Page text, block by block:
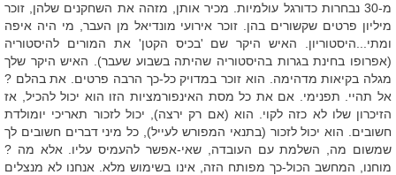
מ-30 נבחרות כדורגל עולמיות. מכיר אותן, מזהה את השחקנים שלהן, זוכר
מיליון פרטים שקשורים בהן. זוכר אירועי מונדיאל מן העבר, מי היה איפה
ומתי...היסטוריון. האיש היקר שם 'בכיס הקטן' את המורים להיסטוריה
(אפרופו בחינת בגרות בהיסטוריה שהיתה בשבוע שעבר). האיש היקר שלך
מגלה בקיאות מדהימה. הוא זוכר במדויק כל-כך הרבה פרטים. את בהלם ?
אל תהיי. תפנימי. אם את כל מסת האינפורמציות הזו הוא יכול להכיל, אז
הזיכרון שלו לא כזה לקוי. הוא (אם רק ירצה), יכול לזכור תאריכי יומולדת
חשובים. הוא יכול לזכור (בתנאי המפורש לעייל), כל מיני דברים חשובים לך
שמשום מה, השלמת עם העובדה, שאי-אפשר להעמיס עליו. אלא מה ?
מוחנו, המחשב הכול-כך מפותח הזה, אינו בשימוש מלא. אנחנו לא מנצלים